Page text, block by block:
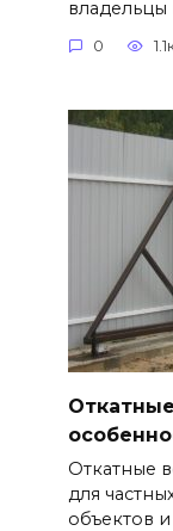
владельцы
0
Откатные
для
объектов